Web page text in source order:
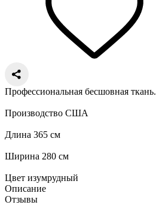
Профессиональная бесшовная ткань.
Производство США
Длина 365 см
Ширина 280 см
Цвет изумрудный
Описание
Отзывы